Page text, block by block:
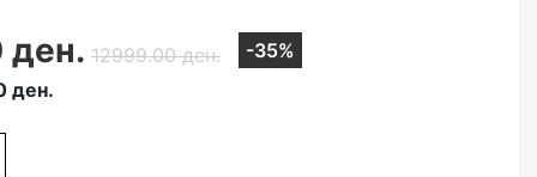
ден. 12999.00 ден.
-35%
ден.